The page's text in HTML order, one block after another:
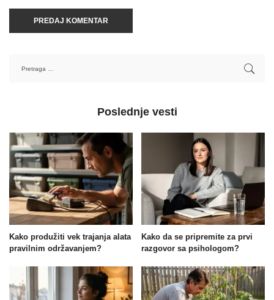
Poslednje vesti
Kako produžiti vek trajanja alata
pravilnim održavanjem?
Kako da se pripremite za prvi
razgovor sa psihologom?